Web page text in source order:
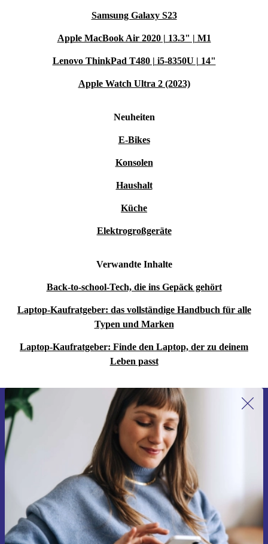
Samsung Galaxy S23
Apple MacBook Air 2020 | 13.3" | M1
Lenovo ThinkPad T480 | i5-8350U | 14"
Apple Watch Ultra 2 (2023)
Neuheiten
E-Bikes
Konsolen
Haushalt
Küche
Elektrogroßgeräte
Verwandte Inhalte
Back-to-school-Tech, die ins Gepäck gehört
Laptop-Kaufratgeber: das vollständige Handbuch für alle
Typen und Marken
Laptop-Kaufratgeber: Finde den Laptop, der zu deinem
Leben passt
Erstmals zum Newsletter anmelden,
15 € sparen!
Verpasse kein Angebot mehr.
Gutschein anfordern
Informationen über die Verwendung personenbezogener Daten findest
du in unserer
Datenschutzerklärung.